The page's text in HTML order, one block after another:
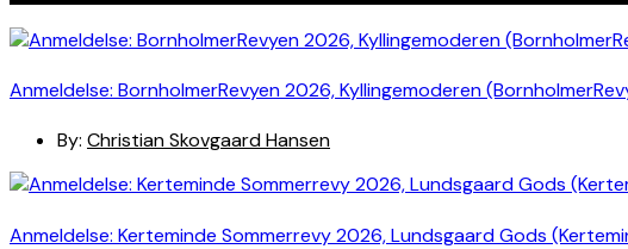
Anmeldelse: BornholmerRevyen 2026, Kyllingemoderen
By: Christian Skovgaard Hansen
Anmeldelse: Kerteminde Sommerrevy 2026, Lundsgaard Gods